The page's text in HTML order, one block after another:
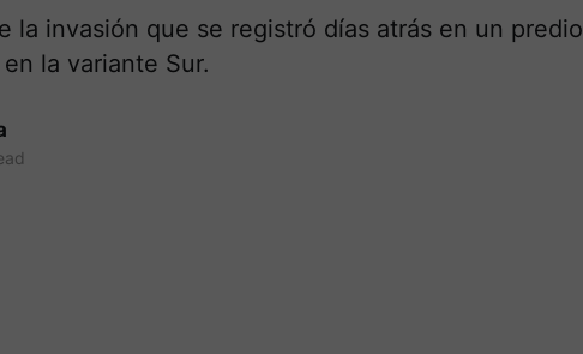
la invasión que se registró días atrás en un predio
la variante Sur.